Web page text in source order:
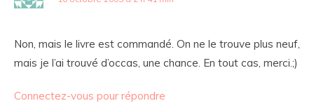
Non, mais le livre est commandé. On ne le trouve plus neuf,
mais je l’ai trouvé d’occas, une chance. En tout cas, merci.;)
Connectez-vous pour répondre